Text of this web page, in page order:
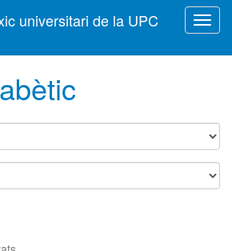
universitari de la UPC